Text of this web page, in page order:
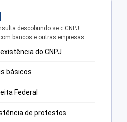
descobrindo se o CNPJ
bancos e outras empresas.
do CNPJ
básicos
Federal
de protestos